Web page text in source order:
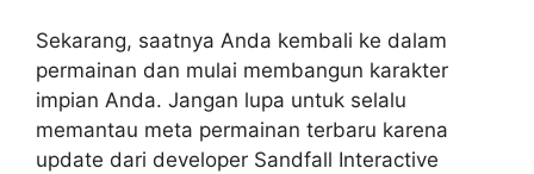
Sekarang, saatnya Anda kembali ke dalam
permainan dan mulai membangun karakter
impian Anda. Jangan lupa untuk selalu
memantau meta permainan terbaru karena
update dari developer Sandfall Interactive